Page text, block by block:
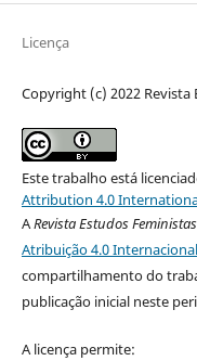
Licença
Copyright (c) 2022 Revista
Este trabalho está
Attribution 4.0
ARevista Estudos Feministas
Atribuição 4.0 Internacional
compartilhamento do
publicação inicial neste
A licença permite: